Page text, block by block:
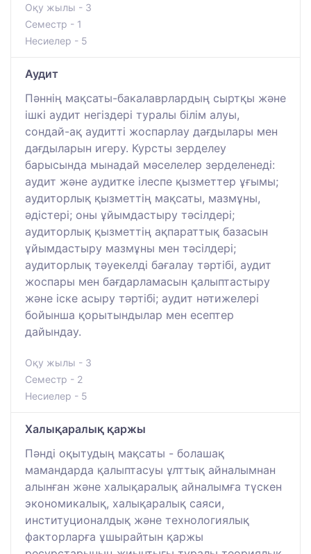
Оқу жылы - 3
Семестр - 1
Несиелер - 5
Аудит
Пәннің мақсаты-бакалаврлардың сыртқы және
ішкі аудит негіздері туралы білім алуы,
сондай-ақ аудитті жоспарлау дағдылары мен
дағдыларын игеру. Курсты зерделеу
барысында мынадай мәселелер зерделенеді:
аудит және аудитке ілеспе қызметтер ұғымы;
аудиторлық қызметтің мақсаты, мазмұны,
әдістері; оны ұйымдастыру тәсілдері;
аудиторлық қызметтің ақпараттық базасын
ұйымдастыру мазмұны мен тәсілдері;
аудиторлық тәуекелді бағалау тәртібі, аудит
жоспары мен бағдарламасын қалыптастыру
және іске асыру тәртібі; аудит нәтижелері
бойынша қорытындылар мен есептер
дайындау.
Оқу жылы - 3
Семестр - 2
Несиелер - 5
Халықаралық қаржы
Пәнді оқытудың мақсаты - болашақ
мамандарда қалыптасуы ұлттық айналымнан
алынған және халықаралық айналымға түскен
экономикалық, халықаралық саяси,
институционалдық және технологиялық
факторларға ұшырайтын қаржы